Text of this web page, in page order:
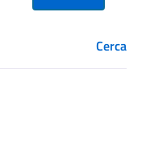
Cerca